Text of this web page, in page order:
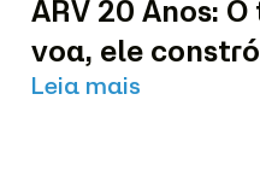
ARV 20 Anos:
voa, ele
Leia mais